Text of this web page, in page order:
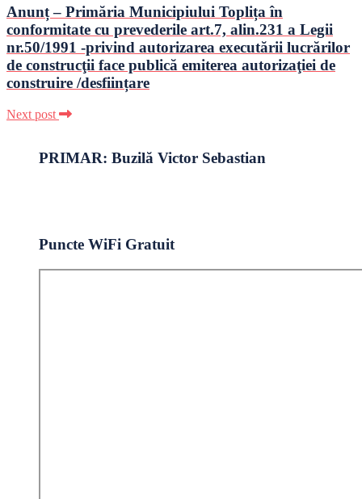
Anunț – Primăria Municipiului Toplița în
conformitate cu prevederile art.7, alin.231 a Legii
nr.50/1991 -privind autorizarea executării lucrărilor
de construcţii face publică emiterea autorizaţiei de
construire /desființare
Next post
PRIMAR: Buzilă Victor Sebastian
Puncte WiFi Gratuit